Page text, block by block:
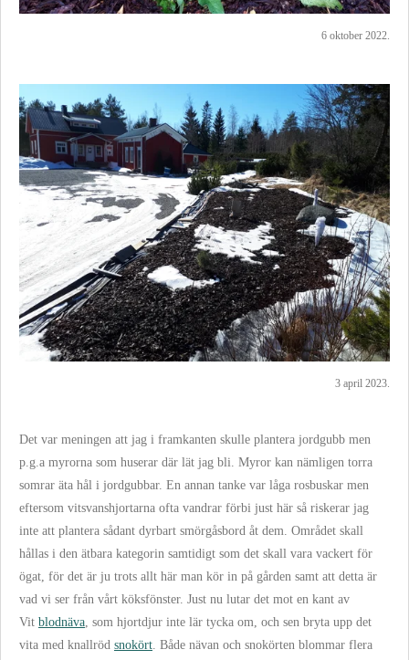
6 oktober 2022.
3 april 2023.
Det var meningen att jag i framkanten skulle plantera jordgubb men
p.g.a myrorna som huserar där lät jag bli. Myror kan nämligen torra
somrar äta hål i jordgubbar. En annan tanke var låga rosbuskar men
eftersom vitsvanshjortarna ofta vandrar förbi just här så riskerar jag
inte att plantera sådant dyrbart smörgåsbord åt dem. Området skall
hållas i den ätbara kategorin samtidigt som det skall vara vackert för
ögat, för det är ju trots allt här man kör in på gården samt att detta är
vad vi ser från vårt köksfönster. Just nu lutar det mot en kant av
Vit blodnäva, som hjortdjur inte lär tycka om, och sen bryta upp det
vita med knallröd snokört. Både nävan och snokörten blommar flera